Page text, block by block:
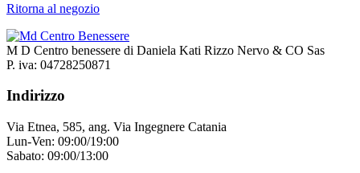
Ritorna al negozio
M D Centro benessere di Daniela Kati Rizzo Nervo & CO Sas
P. iva: 04728250871
Indirizzo
Via Etnea, 585, ang. Via Ingegnere Catania
Lun-Ven: 09:00/19:00
Sabato: 09:00/13:00